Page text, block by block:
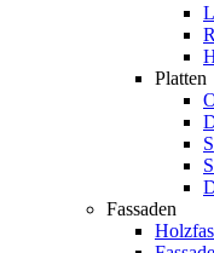
Platten
Fassaden